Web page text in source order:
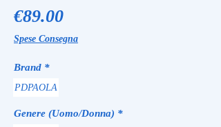
€89.00Price
Spese Consegna
Brand *
PDPAOLA
Genere (Uomo/Donna) *